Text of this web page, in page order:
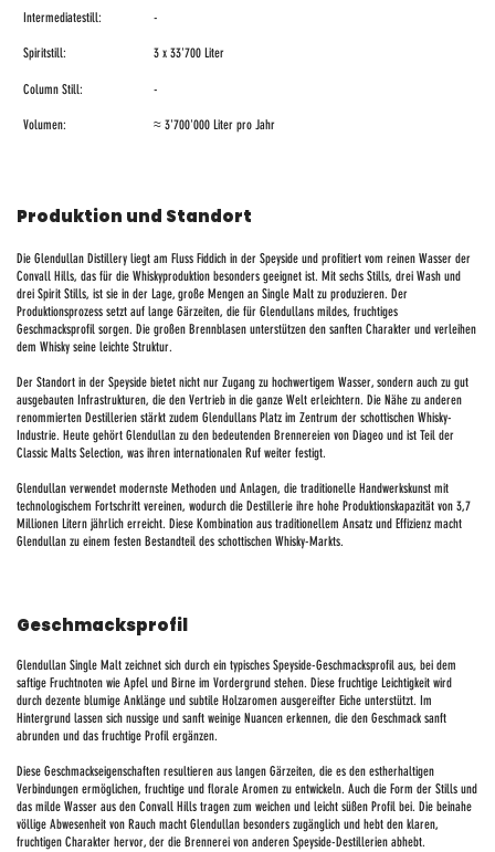
Intermediatestill:
Spiritstill:
Column Still:
Volumen:
-
3 x 33'700 Liter
-
≈ 3'700'000 Liter pro Jahr
Produktion und Standort
Die Glendullan Distillery liegt am Fluss Fiddich in der Speyside und profitiert vom reinen Wasser der
Convall Hills, das für die Whiskyproduktion besonders geeignet ist. Mit sechs Stills, drei Wash und
drei Spirit Stills, ist sie in der Lage, große Mengen an Single Malt zu produzieren. Der
Produktionsprozess setzt auf lange Gärzeiten, die für Glendullans mildes, fruchtiges
Geschmacksprofil sorgen. Die großen Brennblasen unterstützen den sanften Charakter und verleihen
dem Whisky seine leichte Struktur.
Der Standort in der Speyside bietet nicht nur Zugang zu hochwertigem Wasser, sondern auch zu gut
ausgebauten Infrastrukturen, die den Vertrieb in die ganze Welt erleichtern. Die Nähe zu anderen
renommierten Destillerien stärkt zudem Glendullans Platz im Zentrum der schottischen Whisky-
Industrie. Heute gehört Glendullan zu den bedeutenden Brennereien von Diageo und ist Teil der
Classic Malts Selection, was ihren internationalen Ruf weiter festigt.
Glendullan verwendet modernste Methoden und Anlagen, die traditionelle Handwerkskunst mit
technologischem Fortschritt vereinen, wodurch die Destillerie ihre hohe Produktionskapazität von 3,7
Millionen Litern jährlich erreicht. Diese Kombination aus traditionellem Ansatz und Effizienz macht
Glendullan zu einem festen Bestandteil des schottischen Whisky-Markts.
Geschmacksprofil
Glendullan Single Malt zeichnet sich durch ein typisches Speyside-Geschmacksprofil aus, bei dem
saftige Fruchtnoten wie Apfel und Birne im Vordergrund stehen. Diese fruchtige Leichtigkeit wird
durch dezente blumige Anklänge und subtile Holzaromen ausgereifter Eiche unterstützt. Im
Hintergrund lassen sich nussige und sanft weinige Nuancen erkennen, die den Geschmack sanft
abrunden und das fruchtige Profil ergänzen.
Diese Geschmackseigenschaften resultieren aus langen Gärzeiten, die es den estherhaltigen
Verbindungen ermöglichen, fruchtige und florale Aromen zu entwickeln. Auch die Form der Stills und
das milde Wasser aus den Convall Hills tragen zum weichen und leicht süßen Profil bei. Die beinahe
völlige Abwesenheit von Rauch macht Glendullan besonders zugänglich und hebt den klaren,
fruchtigen Charakter hervor, der die Brennerei von anderen Speyside-Destillerien abhebt.